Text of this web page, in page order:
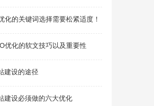
化的关键词选择需要松紧适度！
优化的软文技巧以及重要性
建设的途径
建设必须做的六大优化